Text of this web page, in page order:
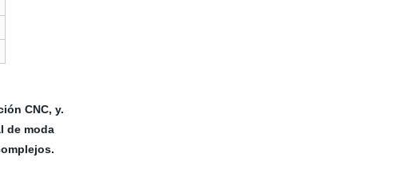
CNC, y.
de moda